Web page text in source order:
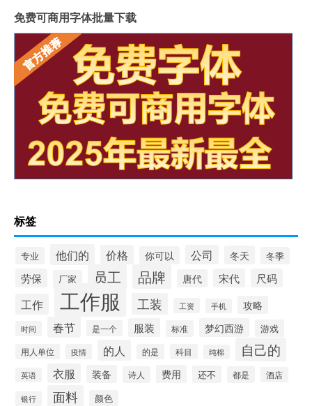
免费可商用字体批量下载
标签
专业 他们的 价格 你可以 公司 冬天 冬季
劳保 厂家 员工 品牌 唐代 宋代 尺码
工作 工作服 工装 工资 手机 攻略
时间 春节 是一个 服装 标准 梦幻西游 游戏
用人单位 疫情 的人 的是 科目 纯棉 自己的
英语 衣服 装备 诗人 费用 还不 都是 酒店
银行 面料 颜色